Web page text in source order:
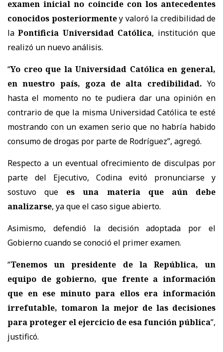
examen inicial no coincide con los antecedentes
conocidos posteriormentey valoró la credibilidad de
laPontificia Universidad Católica, institución que
realizó un nuevo análisis.
“Yo creo que la Universidad Católica en general,
en nuestro país, goza de alta credibilidad. Yo
hasta el momento no te pudiera dar una opinión en
contrario de que la misma Universidad Católica te esté
mostrando con un examen serio que no habría habido
consumo de drogas por parte de Rodríguez”, agregó.
Respecto a un eventual ofrecimiento de disculpas por
parte del Ejecutivo, Codina evitó pronunciarse y
sostuvo que es una materia que aún debe
analizarse, ya que el caso sigue abierto.
Asimismo, defendió la decisión adoptada por el
Gobierno cuando se conoció el primer examen.
“Tenemos un presidente de la República, un
equipo de gobierno, que frente a información
que en ese minuto para ellos era información
irrefutable, tomaron la mejor de las decisiones
para proteger el ejercicio de esa función pública”,
justificó.